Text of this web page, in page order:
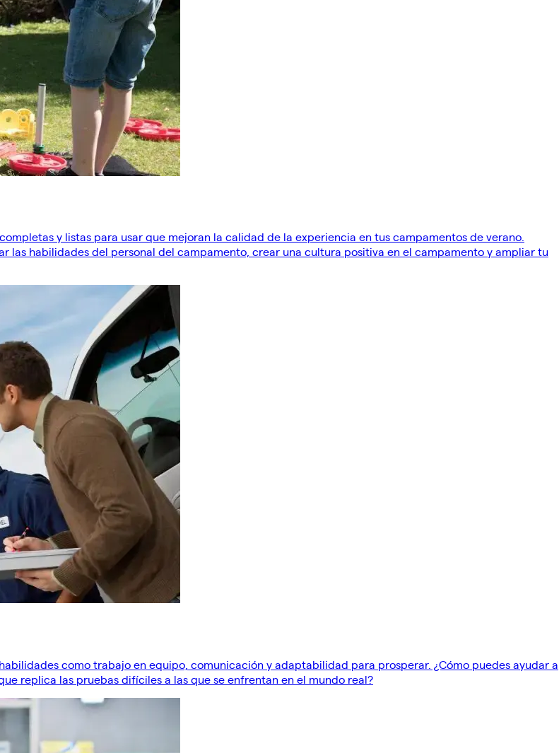
y listas para usar que mejoran la calidad de la experiencia en tus campamentos de verano.
las habilidades del personal del campamento, crear una cultura positiva en el campamento y ampliar tu
como trabajo en equipo, comunicación y adaptabilidad para prosperar. ¿Cómo puedes ayudar a
replica las pruebas difíciles a las que se enfrentan en el mundo real?